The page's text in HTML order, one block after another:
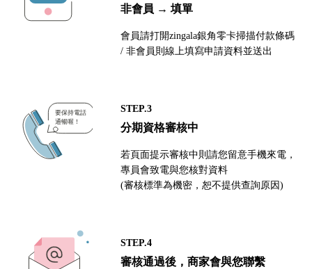
非會員 → 填單
會員請打開zingala銀角零卡掃描付款條碼
/ 非會員則線上填寫申請資料並送出
STEP.3
分期資格審核中
若頁面提示審核中則請您留意手機來電，
專員會致電與您核對資料
(審核標準為機密，恕不提供查詢原因)
STEP.4
審核通過後，商家會與您聯繫